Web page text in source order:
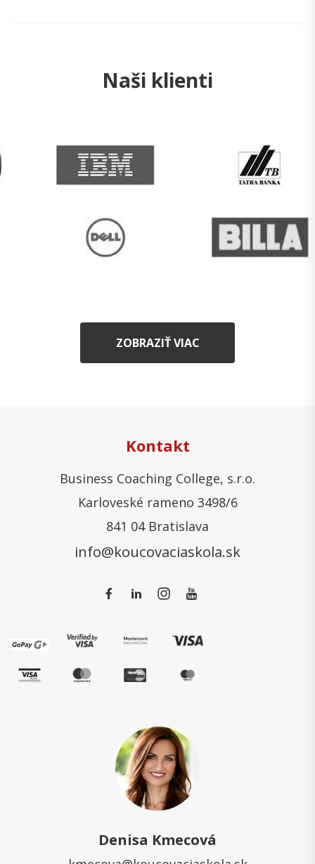
Naši klienti
ZOBRAZIŤ VIAC
Kontakt
Business Coaching College, s.r.o.
Karloveské rameno 3498/6
841 04 Bratislava
info@koucovaciaskola.sk
Denisa Kmecová